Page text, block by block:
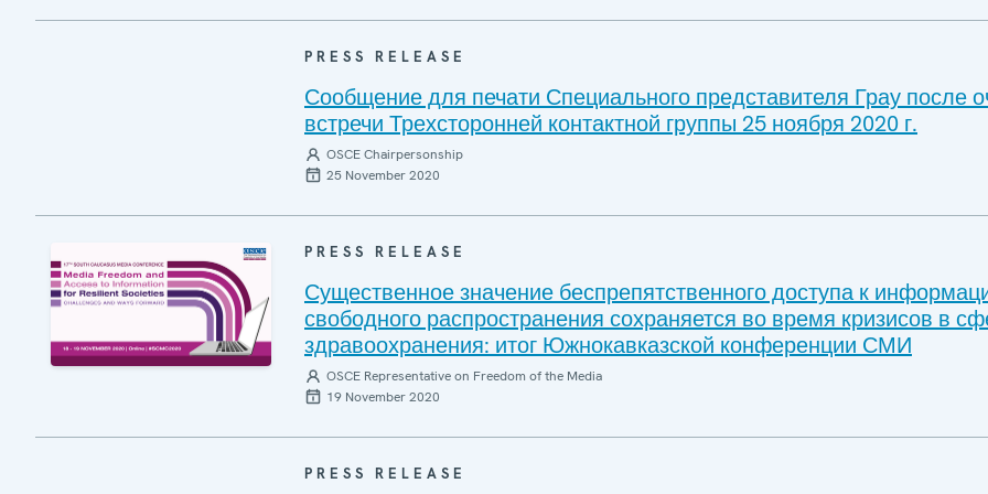
PRESS RELEASE
Сообщение для печати Специального представителя Грау после
встречи Трехсторонней контактной группы 25 ноября 2020 г.
OSCE Chairpersonship
25 November 2020
PRESS RELEASE
Существенное значение беспрепятственного доступа к
свободного распространения сохраняется во время кризисов в
здравоохранения: итог Южнокавказской конференции СМИ
OSCE Representative on Freedom of the Media
19 November 2020
PRESS RELEASE